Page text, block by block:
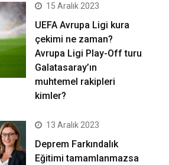
15 Aralık 2023
UEFA Avrupa Ligi kura
çekimi ne zaman?
Avrupa Ligi Play-Off turu
Galatasaray’ın
muhtemel rakipleri
kimler?
13 Aralık 2023
Deprem Farkındalık
Eğitimi tamamlanmazsa